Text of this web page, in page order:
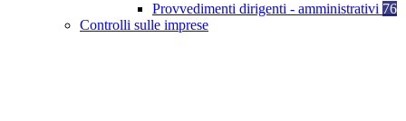
Provvedimenti dirigenti - amministrativi 76
Controlli sulle imprese